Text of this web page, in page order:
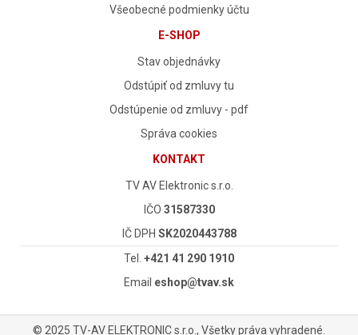
Všeobecné podmienky účtu
E-SHOP
Stav objednávky
Odstúpiť od zmluvy tu
Odstúpenie od zmluvy - pdf
Správa cookies
KONTAKT
TV AV Elektronic s.r.o.
IČO 31587330
IČ DPH SK2020443788
Tel. +421 41 290 1910
Email eshop@tvav.sk
© 2025 TV-AV ELEKTRONIC s.r.o., Všetky práva vyhradené.